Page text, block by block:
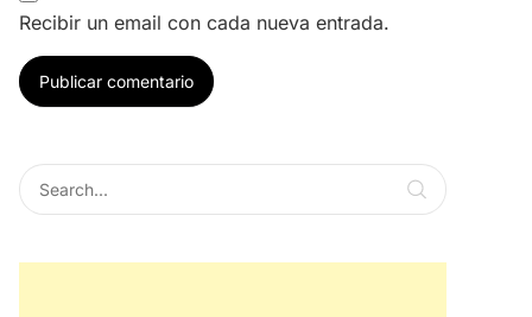
Recibir un email con cada nueva entrada.